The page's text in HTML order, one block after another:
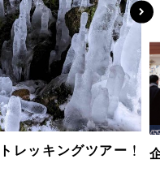
レッキングツアー！